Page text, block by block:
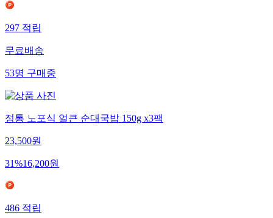
297적립
무료배송
53명구매중
정통 노포식 얼큰 순대국밥 150g x3팩
23,500원
31%16,200원
486적립